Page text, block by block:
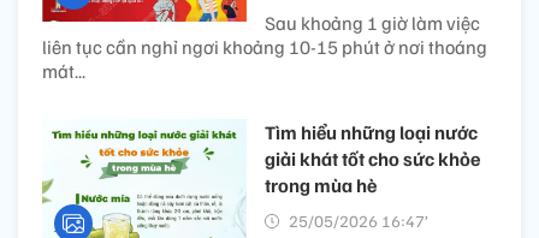
Sau khoảng 1 giờ làm việc
liên tục cần nghỉ ngơi khoảng 10-15 phút ở nơi thoáng
mát...
Tìm hiểu những loại nước
giải khát tốt cho sức khỏe
trong mùa hè
25/05/2026 16:47’